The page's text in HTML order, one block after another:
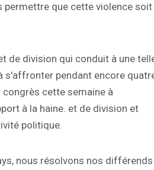
permettre que cette violence soit
de division qui conduit à une
s'affronter pendant encore
congrès cette semaine à
à la haine. et de division et
politique.
nous résolvons nos différends